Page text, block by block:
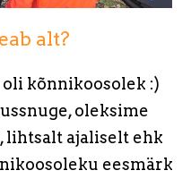
alt?
oli kõnnikoosolek :)
oleksime
lihtsalt ajaliselt ehk
eesmärk